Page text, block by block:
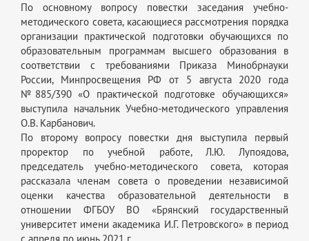
По основному вопросу повестки заседания учебно-
методического совета, касающиеся рассмотрения порядка
организации практической подготовки обучающихся по
образовательным программам высшего образования в
соответствии с требованиями Приказа Минобрнауки
России, Минпросвещения РФ от 5 августа 2020 года
№885/390 «О практической подготовке обучающихся»
выступила начальник Учебно-методического управления
О.В. Карбанович.
По второму вопросу повестки дня выступила первый
проректор по учебной работе, Л.Ю. Лупоядова,
председатель учебно-методического совета, которая
рассказала членам совета о проведении независимой
оценки качества образовательной деятельности в
отношении ФГБОУ ВО «Брянский государственный
университет имени академика И.Г. Петровского» в период